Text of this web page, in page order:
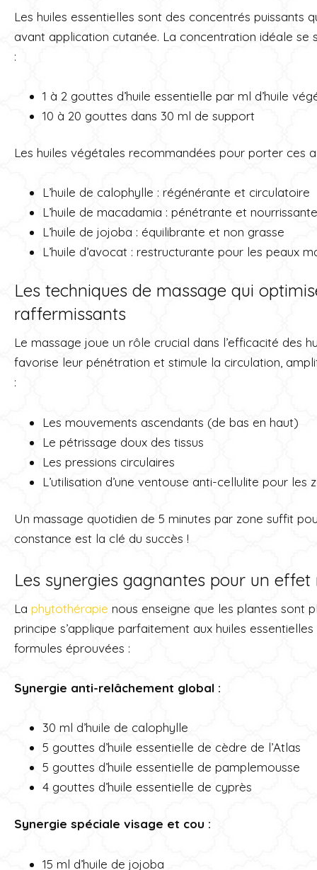
Les huiles essentielles sont des concentrés puissants
avant application cutanée. La concentration idéale se
:
1 à 2 gouttes d’huile essentielle par ml d’huile
10 à 20 gouttes dans 30 ml de support
Les huiles végétales recommandées pour porter ces
L’huile de calophylle : régénérante et circulatoire
L’huile de macadamia : pénétrante et nourrissante
L’huile de jojoba : équilibrante et non grasse
L’huile d’avocat : restructurante pour les peaux
Les techniques de massage qui
raffermissants
Le massage joue un rôle crucial dans l’efficacité des
favorise leur pénétration et stimule la circulation,
:
Les mouvements ascendants (de bas en haut)
Le pétrissage doux des tissus
Les pressions circulaires
L’utilisation d’une ventouse anti-cellulite pour les
Un massage quotidien de 5 minutes par zone suffit
constance est la clé du succès !
Les synergies gagnantes pour un
La phytothérapie nous enseigne que les plantes sont
principe s’applique parfaitement aux huiles
formules éprouvées :
Synergie anti-relâchement global :
30 ml d’huile de calophylle
5 gouttes d’huile essentielle de cèdre de l’Atlas
5 gouttes d’huile essentielle de pamplemousse
4 gouttes d’huile essentielle de cyprès
Synergie spéciale visage et cou :
15 ml d’huile de jojoba